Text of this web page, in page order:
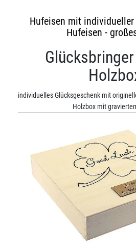
Hufeisen mit individueller
Hufeisen -
individuelles Glücksgeschenk mit
Holzbox mit